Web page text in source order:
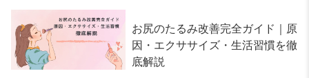
お尻のたるみ改善完全ガイド｜原
因・エクササイズ・生活習慣を徹
底解説